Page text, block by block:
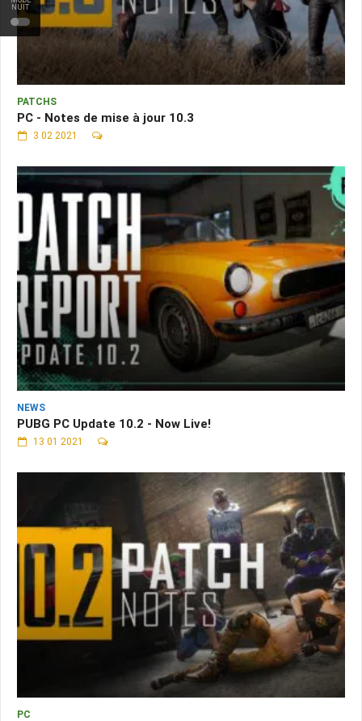
NUIT
PATCHS
PC - Notes de mise à jour 10.3
3 02 2021
NEWS
PUBG PC Update 10.2 - Now Live!
13 01 2021
PC